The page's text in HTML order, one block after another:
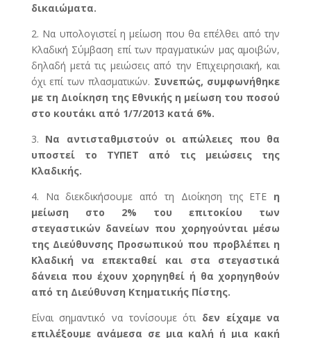
δικαιώματα.
2. Να υπολογιστεί η μείωση που θα επέλθει από την
Κλαδική Σύμβαση επί των πραγματικών μας αμοιβών,
δηλαδή μετά τις μειώσεις από την Επιχειρησιακή, και
όχι επί των πλασματικών. Συνεπώς, συμφωνήθηκε
με τη Διοίκηση της Εθνικής η μείωση του ποσού
στο κουτάκι από 1/7/2013 κατά 6%.
3. Να αντισταθμιστούν οι απώλειες που θα
υποστεί το ΤΥΠΕΤ από τις μειώσεις της
Κλαδικής.
4. Να διεκδικήσουμε από τη Διοίκηση της ΕΤΕ η
μείωση στο 2% του επιτοκίου των
στεγαστικών δανείων που χορηγούνται μέσω
της Διεύθυνσης Προσωπικού που προβλέπει η
Κλαδική να επεκταθεί και στα στεγαστικά
δάνεια που έχουν χορηγηθεί ή θα χορηγηθούν
από τη Διεύθυνση Κτηματικής Πίστης.
Είναι σημαντικό να τονίσουμε ότι δεν είχαμε να
επιλέξουμε ανάμεσα σε μια καλή ή μια κακή